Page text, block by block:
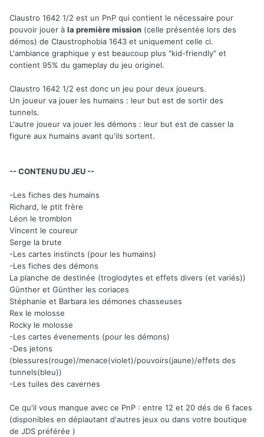
Claustro 1642 1/2 est un PnP qui contient le nécessaire pour
pouvoir jouer à la première mission (celle présentée lors des
démos) de Claustrophobia 1643 et uniquement celle ci.
L'ambiance graphique y est beaucoup plus "kid-friendly" et
contient 95% du gameplay du jeu originel.
Claustro 1642 1/2 est donc un jeu pour deux joueurs.
Un joueur va jouer les humains : leur but est de sortir des
tunnels.
L'autre joueur va jouer les démons : leur but est de casser la
figure aux humains avant qu'ils sortent.
-- CONTENU DU JEU --
-Les fiches des humains
Richard, le ptit frère
Léon le tromblon
Vincent le coureur
Serge la brute
-Les cartes instincts (pour les humains)
-Les fiches des démons
La planche de destinée (troglodytes et effets divers (et variés))
Günther et Günther les coriaces
Stéphanie et Barbara les démones chasseuses
Rex le molosse
Rocky le molosse
-Les cartes évenements (pour les démons)
-Des jetons
(blessures(rouge)/menace(violet)/pouvoirs(jaune)/effets des
tunnels(bleu))
-Les tuiles des cavernes
Ce qu'il vous manque avec ce PnP : entre 12 et 20 dés de 6 faces
(disponibles en dépiautant d'autres jeux ou dans votre boutique
de JDS préférée )